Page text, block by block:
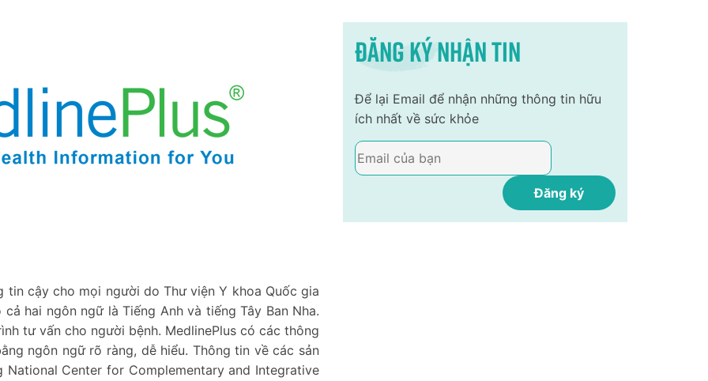
cậy cho mọi người do Thư viện Y khoa Quốc gia
hai ngôn ngữ là Tiếng Anh và tiếng Tây Ban Nha.
tư vấn cho người bệnh. MedlinePlus có các thông
ngôn ngữ rõ ràng, dễ hiểu. Thông tin về các sản
Center for Complementary and Integrative
Đăng ký nhận tin
Để lại Email để nhận những thông tin hữu
ích nhất về sức khỏe